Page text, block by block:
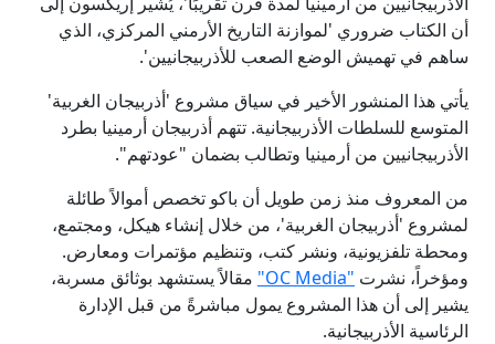
أن الكتاب ضروري 'لموازنة التاريخ الأرمني المركزي، الذي
ساهم في تهميش الوضع الصعب للأذربيجانيين'.
يأتي هذا المنشور الأخير في سياق مشروع 'أذربيجان الغربية'
المتوسع للسلطات الأذربيجانية. تتهم أذربيجان أرمينيا بطرد
الأذربيجانيين من أرمينيا وتطالب بضمان "عودتهم".
من المعروف منذ زمن طويل أن باكو تخصص أموالاً طائلة
لمشروع 'أذربيجان الغربية'، من خلال إنشاء هيكل، ومجتمع،
ومحطة تلفزيونية، ونشر كتب، وتنظيم مؤتمرات ومعارض.
ومؤخراً، نشرت "OC Media"
مقالاً يستشهد بوثائق مسربة،
يشير إلى أن هذا المشروع يمول مباشرةً من قبل الإدارة
الرئاسية الأذربيجانية.